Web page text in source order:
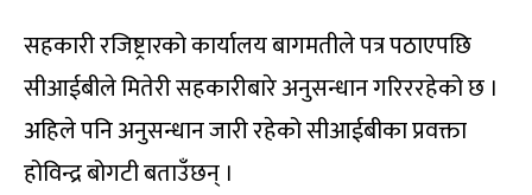
सहकारी रजिष्ट्रारको कार्यालय बागमतीले पत्र पठाएपछि
सीआईबीले मितेरी सहकारीबारे अनुसन्धान गरिररहेको छ ।
अहिले पनि अनुसन्धान जारी रहेको सीआईबीका प्रवक्ता
होविन्द्र बोगटी बताउँछन् ।